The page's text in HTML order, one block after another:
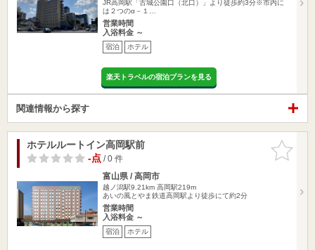
JR高岡駅「古城公園口（北口）」より徒歩約3分※市内に
は２つのα－１…
営業時間
入浴料金 ～
宿泊 ホテル
楽天トラベルの宿泊プランを見る
関連情報から探す
お気に入
りに追加
ホテルルートイン高岡駅前
-点/ 0 件
富山県 / 高岡市
越ノ潟駅9.21km 高岡駅219m
あいの風とやま鉄道高岡駅より徒歩にて約2分
営業時間
入浴料金 ～
宿泊 ホテル